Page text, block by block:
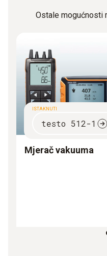
Ostale mogućnosti
ISTAKNUTI
testo 512-1
Mjerač vakuuma